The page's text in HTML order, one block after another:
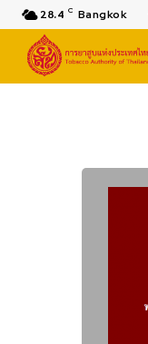
28.4 C Bangkok